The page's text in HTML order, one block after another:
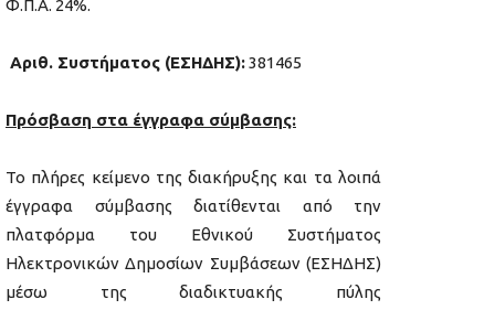
Φ.Π.Α. 24%.
Αριθ. Συστήματος (ΕΣΗΔΗΣ):381465
Πρόσβαση στα έγγραφα σύμβασης:
Το πλήρες κείμενο της διακήρυξης και τα λοιπά
έγγραφα σύμβασης διατίθενται από την
πλατφόρμα του Εθνικού Συστήματος
Ηλεκτρονικών Δημοσίων Συμβάσεων (ΕΣΗΔΗΣ)
μέσω της διαδικτυακής πύλης